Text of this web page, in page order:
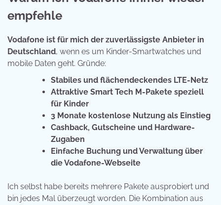
empfehle
Vodafone ist für mich der zuverlässigste Anbieter in
Deutschland, wenn es um Kinder-Smartwatches und
mobile Daten geht. Gründe:
Stabiles und flächendeckendes LTE-Netz
Attraktive Smart Tech M-Pakete speziell
für Kinder
3 Monate kostenlose Nutzung als Einstieg
Cashback, Gutscheine und Hardware-
Zugaben
Einfache Buchung und Verwaltung über
die Vodafone-Webseite
Ich selbst habe bereits mehrere Pakete ausprobiert und
bin jedes Mal überzeugt worden. Die Kombination aus